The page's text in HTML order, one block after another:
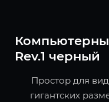
Rev.1 черный
Простор для
гигантских